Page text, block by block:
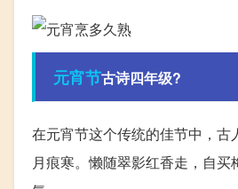
元宵节古诗四年级?
在元宵节这个传统的佳节中，
月痕寒。懒随翠影红香走，自